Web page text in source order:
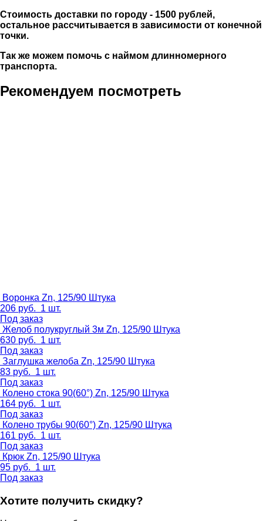
Стоимость доставки по городу - 1500 рублей,
остальное рассчитывается в зависимости от конечной
точки.
Так же можем помочь с наймом длинномерного
транспорта.
Рекомендуем посмотреть
Воронка Zn, 125/90 Штука
206 руб. 1 шт.
Под заказ
Желоб полукруглый 3м Zn, 125/90 Штука
630 руб. 1 шт.
Под заказ
Заглушка желоба Zn, 125/90 Штука
83 руб. 1 шт.
Под заказ
Колено стока 90(60°) Zn, 125/90 Штука
164 руб. 1 шт.
Под заказ
Колено трубы 90(60°) Zn, 125/90 Штука
161 руб. 1 шт.
Под заказ
Крюк Zn, 125/90 Штука
95 руб. 1 шт.
Под заказ
Хотите получить скидку?